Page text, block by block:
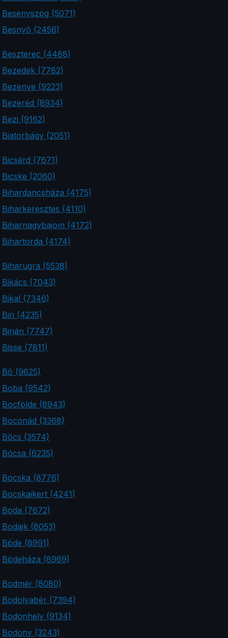
Besenyszög (5071)
Besnyő (2456)
Beszterec (4488)
Bezedek (7782)
Bezenye (9223)
Bezeréd (8934)
Bezi (9162)
Biatorbágy (2051)
Bicsérd (7671)
Bicske (2060)
Bihardancsháza (4175)
Biharkeresztes (4110)
Biharnagybajom (4172)
Bihartorda (4174)
Biharugra (5538)
Bikács (7043)
Bikal (7346)
Biri (4235)
Birján (7747)
Bisse (7811)
Bő (9625)
Boba (9542)
Bocfölde (8943)
Boconád (3368)
Bőcs (3574)
Bócsa (6235)
Bocska (8776)
Bocskaikert (4241)
Boda (7672)
Bodajk (8053)
Böde (8991)
Bödeháza (8969)
Bodmér (8080)
Bodolyabér (7394)
Bodonhely (9134)
Bodony (3243)